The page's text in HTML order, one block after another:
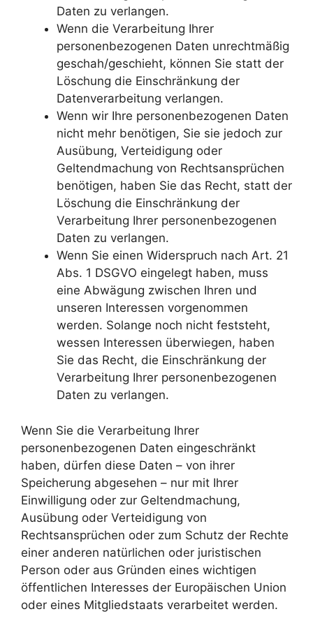
Daten zu verlangen.
Wenn die Verarbeitung Ihrer
personenbezogenen Daten unrechtmäßig
geschah/geschieht, können Sie statt der
Löschung die Einschränkung der
Datenverarbeitung verlangen.
Wenn wir Ihre personenbezogenen Daten
nicht mehr benötigen, Sie sie jedoch zur
Ausübung, Verteidigung oder
Geltendmachung von Rechtsansprüchen
benötigen, haben Sie das Recht, statt der
Löschung die Einschränkung der
Verarbeitung Ihrer personenbezogenen
Daten zu verlangen.
Wenn Sie einen Widerspruch nach Art. 21
Abs. 1 DSGVO eingelegt haben, muss
eine Abwägung zwischen Ihren und
unseren Interessen vorgenommen
werden. Solange noch nicht feststeht,
wessen Interessen überwiegen, haben
Sie das Recht, die Einschränkung der
Verarbeitung Ihrer personenbezogenen
Daten zu verlangen.
Wenn Sie die Verarbeitung Ihrer
personenbezogenen Daten eingeschränkt
haben, dürfen diese Daten – von ihrer
Speicherung abgesehen – nur mit Ihrer
Einwilligung oder zur Geltendmachung,
Ausübung oder Verteidigung von
Rechtsansprüchen oder zum Schutz der Rechte
einer anderen natürlichen oder juristischen
Person oder aus Gründen eines wichtigen
öffentlichen Interesses der Europäischen Union
oder eines Mitgliedstaats verarbeitet werden.